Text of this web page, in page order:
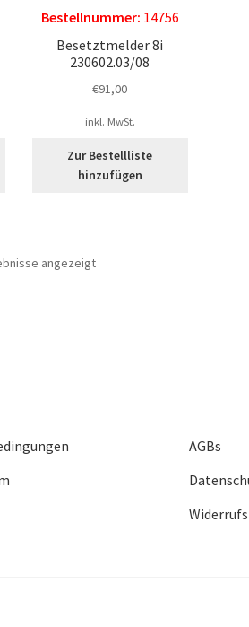
Bestellnummer: 14756
Besetztmelder 8i
230602.03/08
€91,00
inkl. MwSt.
Zur Bestellliste
hinzufügen
angezeigt
AGBs